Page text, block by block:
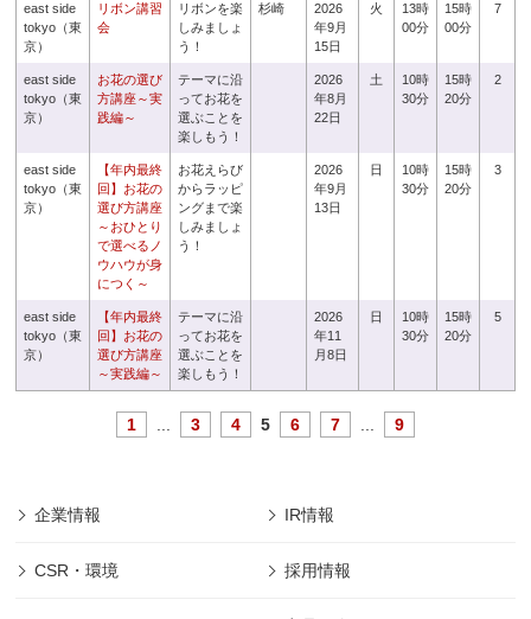
east side
tokyo（東
京）
リボン講習
会
リボンを楽
しみましょ
う！
杉崎
2026
年9月
15日
火
13時
00分
15時
00分
7
east side
tokyo（東
京）
お花の選び
方講座～実
践編～
テーマに沿
ってお花を
選ぶことを
楽しもう！
2026
年8月
22日
土
10時
30分
15時
20分
2
east side
tokyo（東
京）
【年内最終
回】お花の
選び方講座
～おひとり
で選べるノ
ウハウが身
につく～
お花えらび
からラッピ
ングまで楽
しみましょ
う！
2026
年9月
13日
日
10時
30分
15時
20分
3
east side
tokyo（東
京）
【年内最終
回】お花の
選び方講座
～実践編～
テーマに沿
ってお花を
選ぶことを
楽しもう！
2026
年11
月8日
日
10時
30分
15時
20分
5
1 3 4 5 6 7 9
企業情報 IR情報
CSR・環境 採用情報